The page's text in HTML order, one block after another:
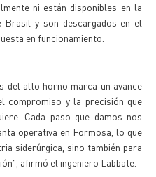
ni están disponibles en la
Brasil y son descargados en el
en funcionamiento.
del alto horno marca un avance
compromiso y la precisión que
Cada paso que damos nos
operativa en Formosa, lo que
siderúrgica, sino también para
afirmó el ingeniero Labbate.